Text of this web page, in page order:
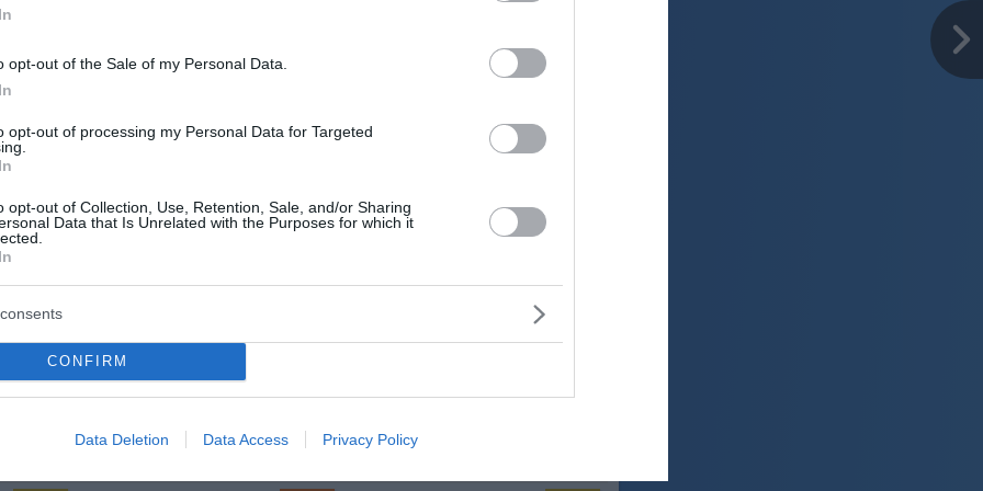
opt-out of the Sale of my Personal Data.
opt-out of processing my Personal Data for Targeted
opt-out of Collection, Use, Retention, Sale, and/or Sharing
Data that Is Unrelated with the Purposes for which it
CONFIRM
Data Deletion Data Access Privacy Policy
Popoldne
Veter:
Padavine:1.1 mm
Zvečer
Veter:
Padavine:0 mm
Sreda, 12. 08.